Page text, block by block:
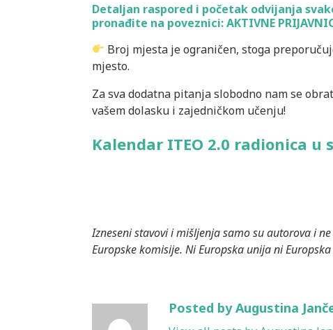
Detaljan raspored i početak odvijanja
pronađite na poveznici: AKTIVNE
Broj mjesta je ograničen, stoga
mjesto.
Za sva dodatna pitanja slobodno nam se
vašem dolasku i zajedničkom učenju!
Kalendar ITEO 2.0 radionica u
Izneseni stavovi i mišljenja samo su autorova i
Europske komisije. Ni Europska unija ni
Posted by Augustina